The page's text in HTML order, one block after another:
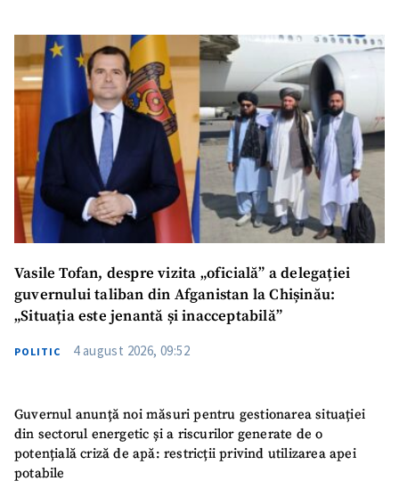
Vasile Tofan, despre vizita „oficială” a delegației
guvernului taliban din Afganistan la Chișinău:
„Situația este jenantă și inacceptabilă”
POLITIC 4 august 2026, 09:52
Guvernul anunță noi măsuri pentru gestionarea situației
din sectorul energetic și a riscurilor generate de o
potențială criză de apă: restricții privind utilizarea apei
potabile